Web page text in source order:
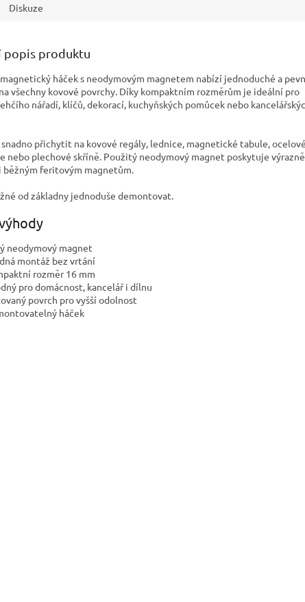
Diskuze
popis produktu
háček s neodymovým magnetem nabízí jednoduché a
všechny kovové povrchy. Díky kompaktním rozměrům je ideální pro
nářadí, klíčů, dekorací, kuchyňských pomůcek nebo
snadno přichytit na kovové regály, lednice, magnetické tabule, ocelové
nebo plechové skříně. Použitý neodymový magnet poskytuje
feritovým magnetům.
od základny jednoduše demontovat.
neodymový magnet
montáž bez vrtání
rozměr 16 mm
pro domácnost, kancelář i dílnu
povrch pro vyšší odolnost
háček